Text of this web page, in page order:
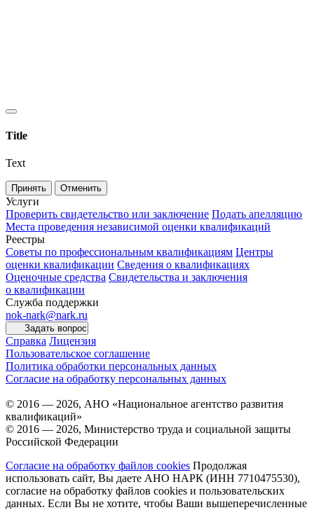
Title
Text
Принять Отменить
Услуги
Проверить свидетельство или заключение Подать апелляцию
Места проведения независимой оценки квалификаций
Реестры
Советы по профессиональным квалификациям Центры
оценки квалификации Сведения о квалификациях
Оценочные средства Свидетельства и заключения
о квалификации
Служба поддержки
nok-nark@nark.ru
Задать вопрос
Справка Лицензия
Пользовательское соглашение
Политика обработки персональных данных
Согласие на обработку персональных данных
© 2016 — 2026, АНО «Национальное агентство развития
квалификаций»
© 2016 — 2026, Министерство труда и социальной защиты
Российской Федерации
Согласие на обработку файлов cookies Продолжая
использовать сайт, Вы даете АНО НАРК (ИНН 7710475530),
согласие на обработку файлов cookies и пользовательских
данных. Если Вы не хотите, чтобы Ваши вышеперечисленные